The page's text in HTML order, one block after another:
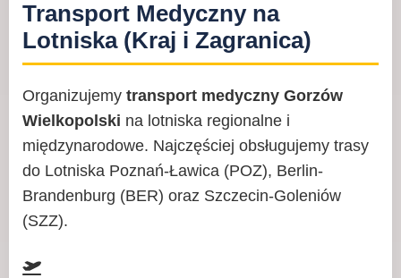
Transport Medyczny na
Lotniska (Kraj i Zagranica)
Organizujemy transport medyczny Gorzów
Wielkopolski na lotniska regionalne i
międzynarodowe. Najczęściej obsługujemy trasy
do Lotniska Poznań-Ławica (POZ), Berlin-
Brandenburg (BER) oraz Szczecin-Goleniów
(SZZ).